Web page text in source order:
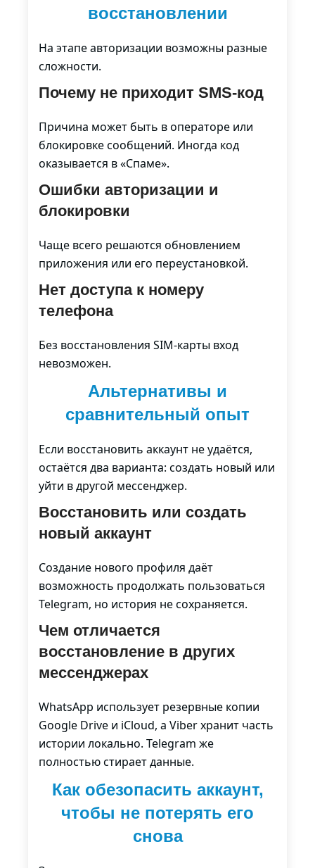
восстановлении
На этапе авторизации возможны разные
сложности.
Почему не приходит SMS-код
Причина может быть в операторе или
блокировке сообщений. Иногда код
оказывается в «Спаме».
Ошибки авторизации и
блокировки
Чаще всего решаются обновлением
приложения или его переустановкой.
Нет доступа к номеру
телефона
Без восстановления SIM-карты вход
невозможен.
Альтернативы и
сравнительный опыт
Если восстановить аккаунт не удаётся,
остаётся два варианта: создать новый или
уйти в другой мессенджер.
Восстановить или создать
новый аккаунт
Создание нового профиля даёт
возможность продолжать пользоваться
Telegram, но история не сохраняется.
Чем отличается
восстановление в других
мессенджерах
WhatsApp использует резервные копии
Google Drive и iCloud, а Viber хранит часть
истории локально. Telegram же
полностью стирает данные.
Как обезопасить аккаунт,
чтобы не потерять его
снова